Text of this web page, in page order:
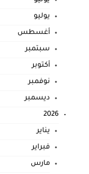
يوليو
أغسطس
سبتمبر
أكتوبر
نوفمبر
ديسمبر
2026
يناير
فبراير
مارس